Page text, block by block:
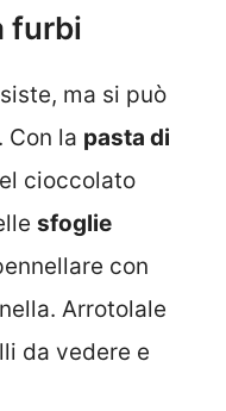
furbi
ma si può
Con la pasta di
cioccolato
sfoglie
con
Arrotolale
da vedere e